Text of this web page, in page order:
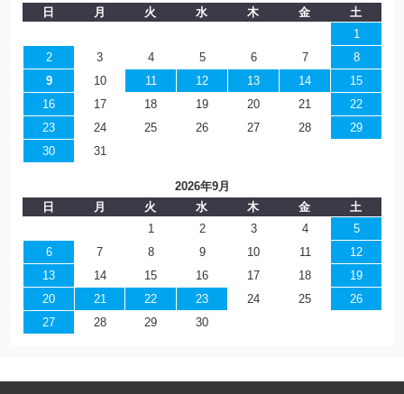
日
月 火 水 木 金
土
1
2
3 4 5 6 7
8
9
10 11 12 13 14
15
16
17 18 19 20 21
22
23
24 25 26 27 28
29
30
31
2026年9月
日
月 火 水 木 金
土
1
2 3 4
5
6
7 8 9 10 11
12
13
14 15 16 17 18
19
20
21 22 23 24 25
26
27
28 29 30